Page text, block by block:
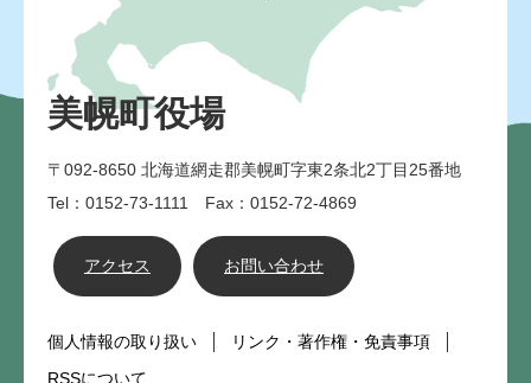
美幌町役場
〒092-8650 北海道網走郡美幌町字東2条北2丁目25番地
Tel：0152-73-1111 Fax：0152-72-4869
アクセス お問い合わせ
個人情報の取り扱い
リンク・著作権・免責事項
RSSについて